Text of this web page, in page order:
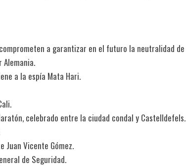
a garantizar en el futuro la neutralidad de
a la espía Mata Hari.
celebrado entre la ciudad condal y Castelldefels.
Juan Vicente Gómez.
de Seguridad.